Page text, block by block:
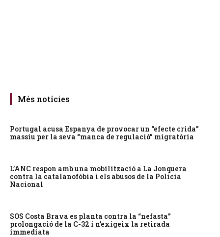
Més notícies
Portugal acusa Espanya de provocar un “efecte crida”
massiu per la seva “manca de regulació” migratòria
L’ANC respon amb una mobilització a La Jonquera
contra la catalanofòbia i els abusos de la Policia
Nacional
SOS Costa Brava es planta contra la “nefasta”
prolongació de la C-32 i n’exigeix la retirada
immediata